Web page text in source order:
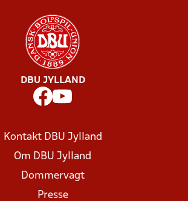
DBU JYLLAND
Kontakt DBU Jylland
Om DBU Jylland
Dommervagt
Presse